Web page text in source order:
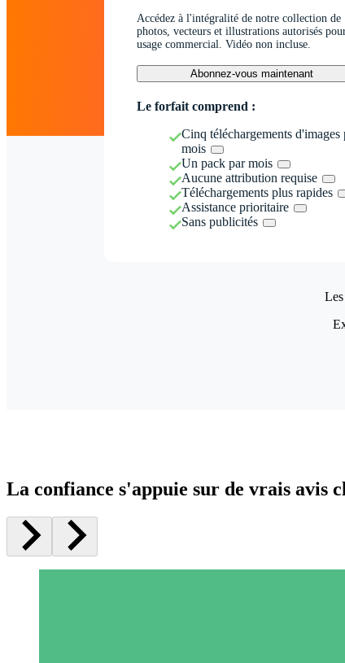
Accédez à l'intégralité de notre collection de
photos, vecteurs et illustrations autorisés
usage commercial. Vidéo non incluse.
Abonnez-vous maintenant
Le forfait comprend :
Cinq téléchargements d'images
mois
Un pack par mois
Aucune attribution requise
Téléchargements plus rapides
Assistance prioritaire
Sans publicités
La confiance s'appuie sur de vrais avis